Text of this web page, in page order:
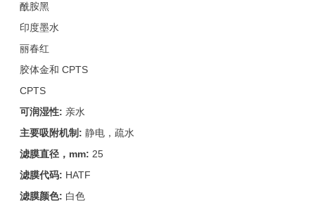
酰胺黑
印度墨水
丽春红
胶体金和 CPTS
CPTS
可润湿性: 亲水
主要吸附机制: 静电，疏水
滤膜直径，mm: 25
滤膜代码: HATF
滤膜颜色: 白色